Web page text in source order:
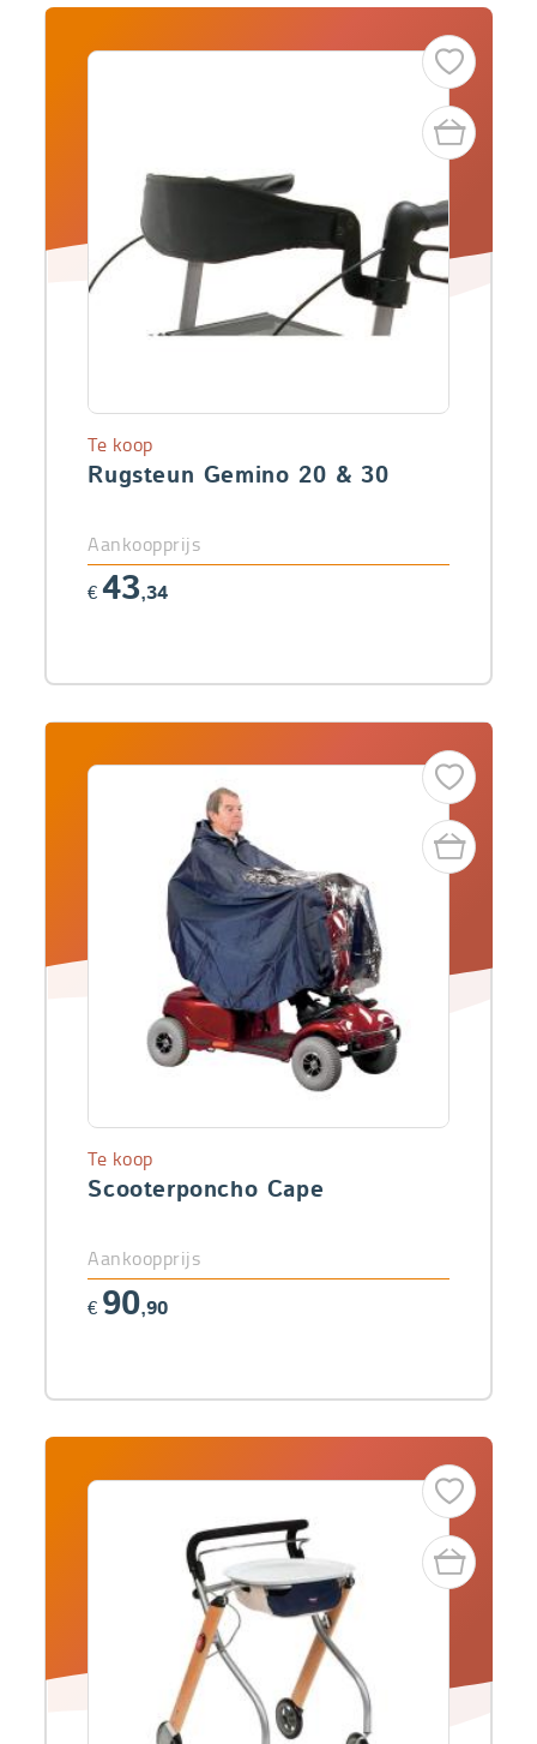
Rugsteun Gemino 20 & 30
Te koop
Aankoopprijs
€ 43,34
Scooterponcho Cape
Te koop
Aankoopprijs
€ 90,90